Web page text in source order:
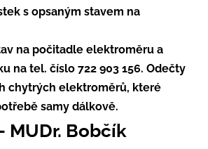
s opsaným stavem na
na počitadle elektroměru a
na tel. číslo 722 903 156. Odečty
chytrých elektroměrů, které
samy dálkově.
MUDr. Bobčík